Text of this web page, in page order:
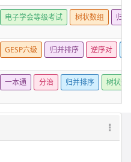
电子学会等级考试 树状数组 归
GESP六级 归并排序 逆序对
一本通 分治 归并排序 树状数